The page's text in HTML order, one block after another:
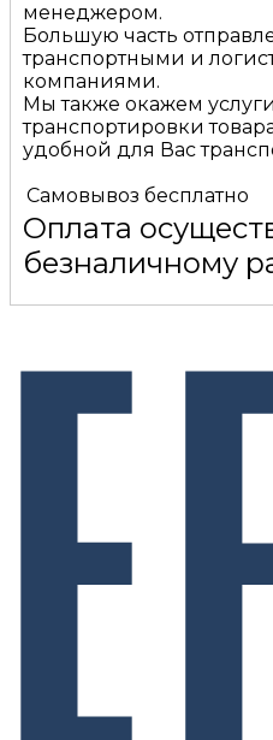
менеджером.
Большую часть
транспортными и
компаниями.
Мы также окажем
транспортировки
удобной для Вас
Самовывоз бесплатно
Оплата
безналичному